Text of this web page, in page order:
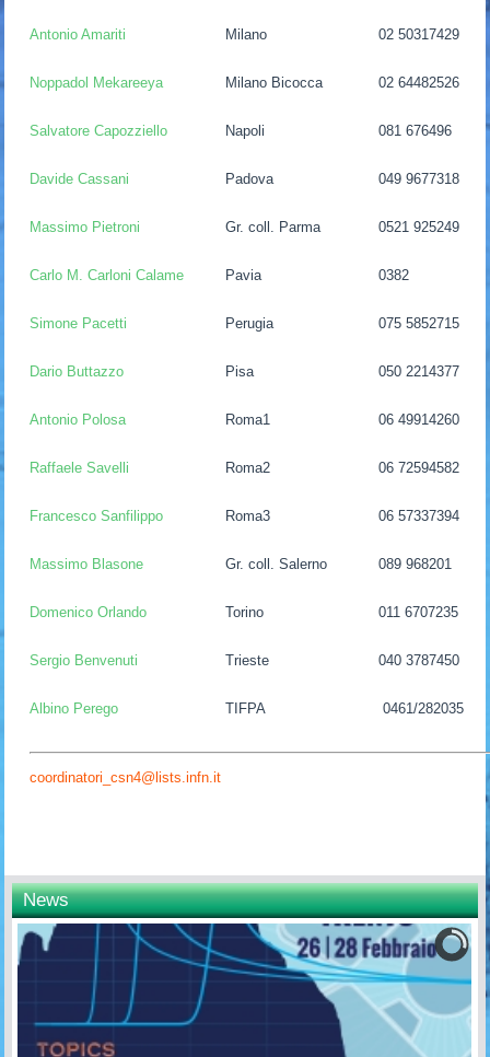
Antonio Amariti Milano 02 50317429
Noppadol Mekareeya Milano Bicocca 02 64482526
Salvatore Capozziello Napoli 081 676496
Davide Cassani Padova 049 9677318
Massimo Pietroni Gr. coll. Parma 0521 925249
Carlo M. Carloni Calame Pavia 0382
Simone Pacetti Perugia 075 5852715
Dario Buttazzo Pisa 050 2214377
Antonio Polosa Roma1 06 49914260
Raffaele Savelli Roma2 06 72594582
Francesco Sanfilippo Roma3 06 57337394
Massimo Blasone Gr. coll. Salerno 089 968201
Domenico Orlando Torino 011 6707235
Sergio Benvenuti Trieste 040 3787450
Albino Perego TIFPA 0461/282035
coordinatori_csn4@lists.infn.it
News